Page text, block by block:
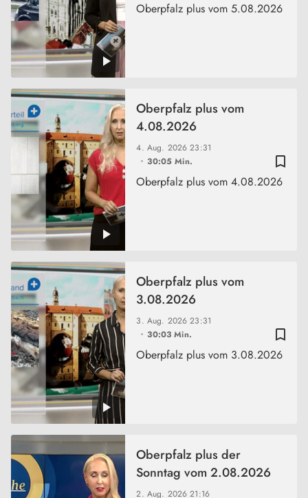
Oberpfalz plus vom 5.08.2026
bookmark_border
4. Aug. 202623:31
30:05 Min.
Oberpfalz plus vom
4.08.2026
Oberpfalz plus vom 4.08.2026
bookmark_border
3. Aug. 202623:31
30:03 Min.
Oberpfalz plus vom
3.08.2026
Oberpfalz plus vom 3.08.2026
2. Aug. 202621:16
Oberpfalz plus der
Sonntag vom 2.08.2026